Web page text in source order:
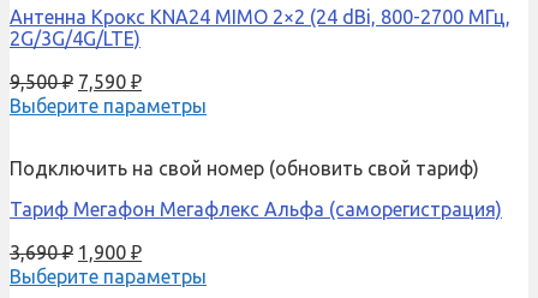
Антенна Крокс KNA24 MIMO 2×2 (24 dBi, 800-2700 МГц,
2G/3G/4G/LTE)
9,500₽ 7,590 ₽
Выберите параметры
Подключить на свой номер (обновить свой тариф)
Тариф Мегафон Мегафлекс Альфа (саморегистрация)
3,690₽ 1,900 ₽
Выберите параметры